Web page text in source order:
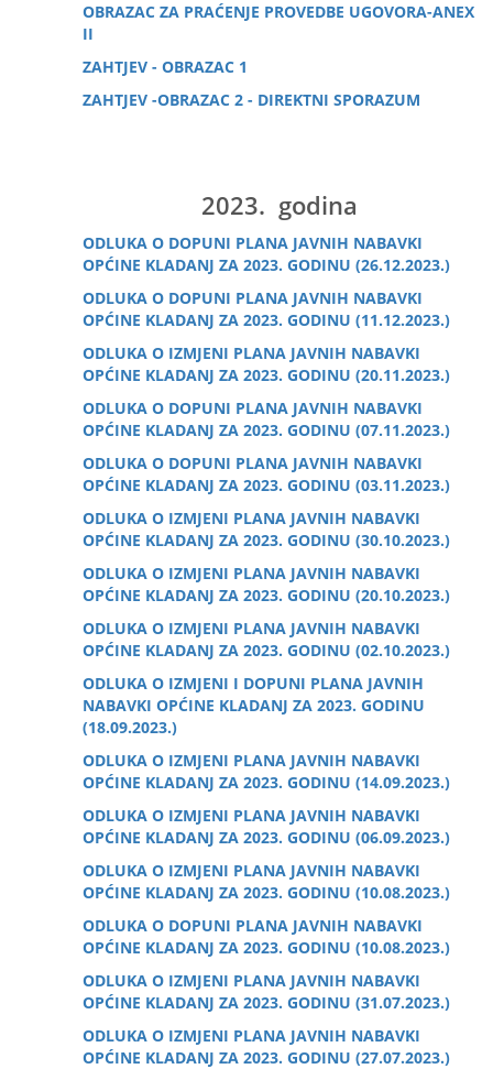
OBRAZAC ZA PRAĆENJE PROVEDBE UGOVORA-ANEX
II
ZAHTJEV - OBRAZAC 1
ZAHTJEV -OBRAZAC 2 - DIREKTNI SPORAZUM
2023. godina
ODLUKA O DOPUNI PLANA JAVNIH NABAVKI
OPĆINE KLADANJ ZA 2023. GODINU (26.12.2023.)
ODLUKA O DOPUNI PLANA JAVNIH NABAVKI
OPĆINE KLADANJ ZA 2023. GODINU (11.12.2023.)
ODLUKA O IZMJENI PLANA JAVNIH NABAVKI
OPĆINE KLADANJ ZA 2023. GODINU (20.11.2023.)
ODLUKA O DOPUNI PLANA JAVNIH NABAVKI
OPĆINE KLADANJ ZA 2023. GODINU (07.11.2023.)
ODLUKA O DOPUNI PLANA JAVNIH NABAVKI
OPĆINE KLADANJ ZA 2023. GODINU (03.11.2023.)
ODLUKA O IZMJENI PLANA JAVNIH NABAVKI
OPĆINE KLADANJ ZA 2023. GODINU (30.10.2023.)
ODLUKA O IZMJENI PLANA JAVNIH NABAVKI
OPĆINE KLADANJ ZA 2023. GODINU (20.10.2023.)
ODLUKA O IZMJENI PLANA JAVNIH NABAVKI
OPĆINE KLADANJ ZA 2023. GODINU (02.10.2023.)
ODLUKA O IZMJENI I DOPUNI PLANA JAVNIH
NABAVKI OPĆINE KLADANJ ZA 2023. GODINU
(18.09.2023.)
ODLUKA O IZMJENI PLANA JAVNIH NABAVKI
OPĆINE KLADANJ ZA 2023. GODINU (14.09.2023.)
ODLUKA O IZMJENI PLANA JAVNIH NABAVKI
OPĆINE KLADANJ ZA 2023. GODINU (06.09.2023.)
ODLUKA O IZMJENI PLANA JAVNIH NABAVKI
OPĆINE KLADANJ ZA 2023. GODINU (10.08.2023.)
ODLUKA O DOPUNI PLANA JAVNIH NABAVKI
OPĆINE KLADANJ ZA 2023. GODINU (10.08.2023.)
ODLUKA O IZMJENI PLANA JAVNIH NABAVKI
OPĆINE KLADANJ ZA 2023. GODINU (31.07.2023.)
ODLUKA O IZMJENI PLANA JAVNIH NABAVKI
OPĆINE KLADANJ ZA 2023. GODINU (27.07.2023.)